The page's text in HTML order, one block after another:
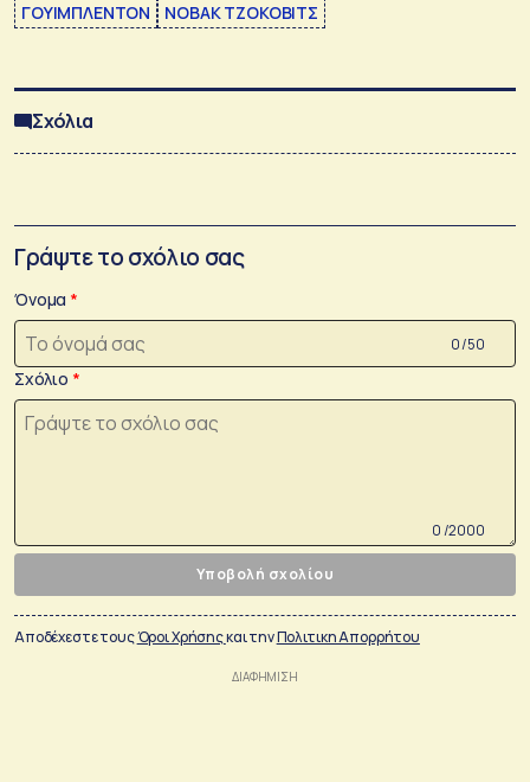
ΓΟΥΙΜΠΛΕΝΤΟΝ ΝΟΒΑΚ ΤΖΟΚΟΒΙΤΣ
Σχόλια
Γράψτε το σχόλιο σας
Όνομα
0 /50
Σχόλιο
0 /2000
Υποβολή σχολίου
Αποδέχεστε τουςΌροι Χρήσηςκαι τηνΠολιτικη Απορρήτου